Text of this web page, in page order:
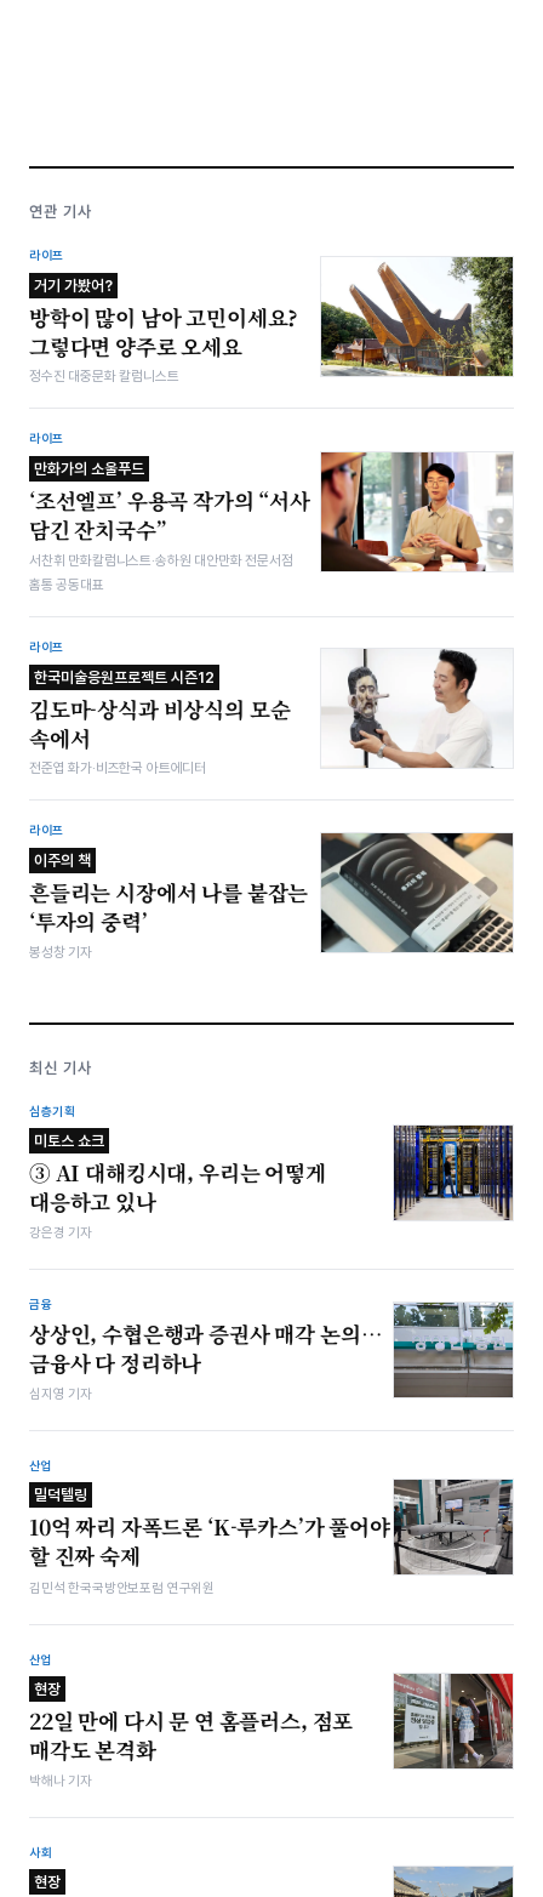
연관 기사
라이프
거기 가봤어?
방학이 많이 남아 고민이세요?
그렇다면 양주로 오세요
정수진 대중문화 칼럼니스트
라이프
만화가의 소울푸드
‘조선엘프’ 우용곡 작가의 “서사
담긴 잔치국수”
서찬휘 만화칼럼니스트·송하원 대안만화 전문서점
홈통 공동대표
라이프
한국미술응원프로젝트 시즌12
김도마-상식과 비상식의 모순
속에서
전준엽 화가·비즈한국 아트에디터
라이프
이주의 책
흔들리는 시장에서 나를 붙잡는
‘투자의 중력’
봉성창 기자
최신 기사
심층기획
미토스 쇼크
③ AI 대해킹시대, 우리는 어떻게
대응하고 있나
강은경 기자
금융
상상인, 수협은행과 증권사 매각 논의…
금융사 다 정리하나
심지영 기자
산업
밀덕텔링
10억 짜리 자폭드론 ‘K-루카스’가 풀어야
할 진짜 숙제
김민석 한국국방안보포럼 연구위원
산업
현장
22일 만에 다시 문 연 홈플러스, 점포
매각도 본격화
박해나 기자
사회
현장